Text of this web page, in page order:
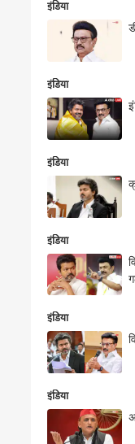
इंडिया
इंडिया
इंडिया
इंडिया
इंडिया
इंडिया